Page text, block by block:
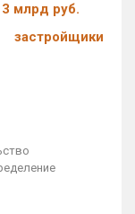
млрд руб.